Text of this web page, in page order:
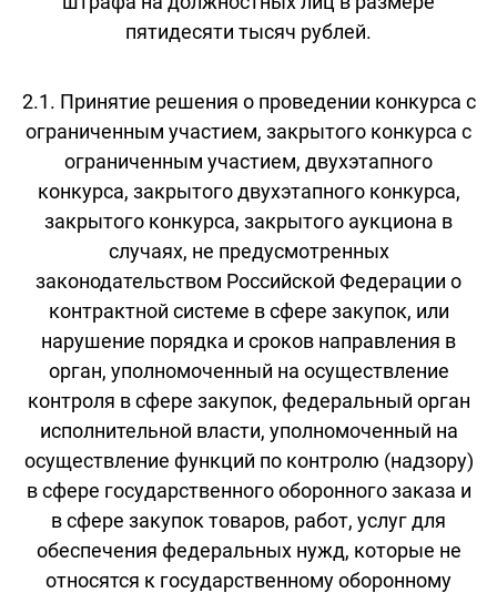
пятидесяти тысяч рублей.
2.1. Принятие решения о проведении конкурса с
ограниченным участием, закрытого конкурса с
ограниченным участием, двухэтапного
конкурса, закрытого двухэтапного конкурса,
закрытого конкурса, закрытого аукциона в
случаях, не предусмотренных
законодательством Российской Федерации о
контрактной системе в сфере закупок, или
нарушение порядка и сроков направления в
орган, уполномоченный на осуществление
контроля в сфере закупок, федеральный орган
исполнительной власти, уполномоченный на
осуществление функций по контролю (надзору)
в сфере государственного оборонного заказа и
в сфере закупок товаров, работ, услуг для
обеспечения федеральных нужд, которые не
относятся к государственному оборонному